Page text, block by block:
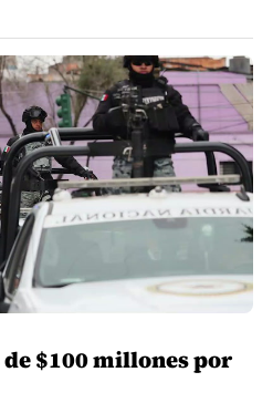
de $100 millones por